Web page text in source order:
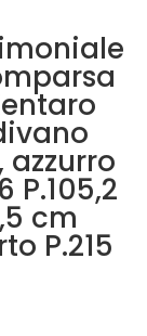
azzurro
P.105,2
cm
P.215